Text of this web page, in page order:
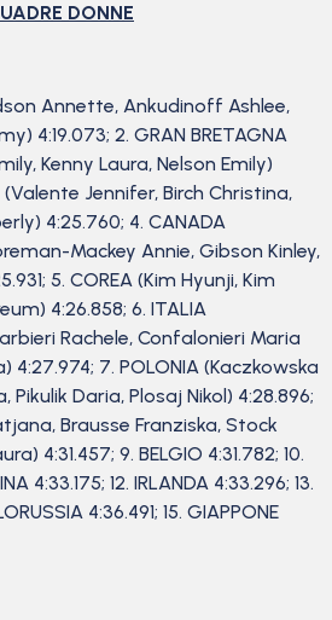
DONNE
Annette, Ankudinoff Ashlee,
4:19.073; 2. GRAN BRETAGNA
Kenny Laura, Nelson Emily)
(Valente Jennifer, Birch Christina,
4:25.760; 4. CANADA
Mackey Annie, Gibson Kinley,
5. COREA (Kim Hyunji, Kim
4:26.858; 6. ITALIA
Rachele, Confalonieri Maria
4:27.974; 7. POLONIA (Kaczkowska
Pikulik Daria, Plosaj Nikol) 4:28.896;
Brausse Franziska, Stock
4:31.457; 9. BELGIO 4:31.782; 10.
4:33.175; 12. IRLANDA 4:33.296; 13.
4:36.491; 15. GIAPPONE